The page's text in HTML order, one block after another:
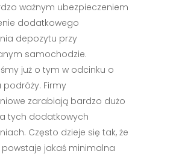
ważnym ubezpieczeniem
dodatkowego
depozytu przy
samochodzie.
już o tym w odcinku o
Firmy
zarabiają bardzo dużo
tych dodatkowych
Często dzieje się tak, że
powstaje jakaś minimalna